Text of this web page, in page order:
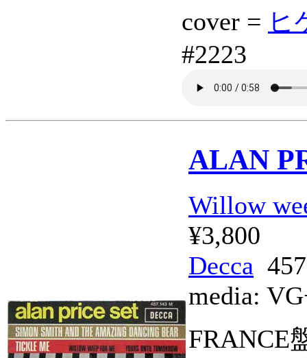
cover = ヒ
#2223
ALAN
Willow
¥3,800
Decca
media:
FRANCE